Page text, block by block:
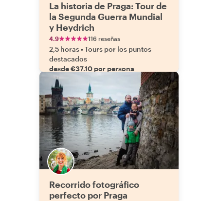
La historia de Praga: Tour de
la Segunda Guerra Mundial
y Heydrich
4.9 116 reseñas
2,5 horas•Tours por los puntos
destacados
desde €37.10 por persona
Recorrido fotográfico
perfecto por Praga